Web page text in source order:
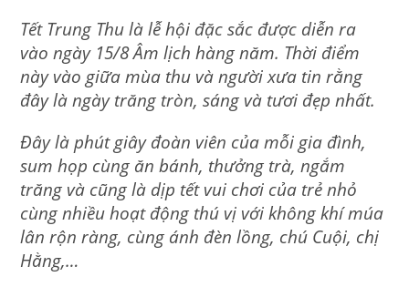
Tết Trung Thu là lễ hội đặc sắc được diễn ra
vào ngày 15/8 Âm lịch hàng năm. Thời điểm
này vào giữa mùa thu và người xưa tin rằng
đây là ngày trăng tròn, sáng và tươi đẹp nhất.
Đây là phút giây đoàn viên của mỗi gia đình,
sum họp cùng ăn bánh, thưởng trà, ngắm
trăng và cũng là dịp tết vui chơi của trẻ nhỏ
cùng nhiều hoạt động thú vị với không khí múa
lân rộn ràng, cùng ánh đèn lồng, chú Cuội, chị
Hằng,…